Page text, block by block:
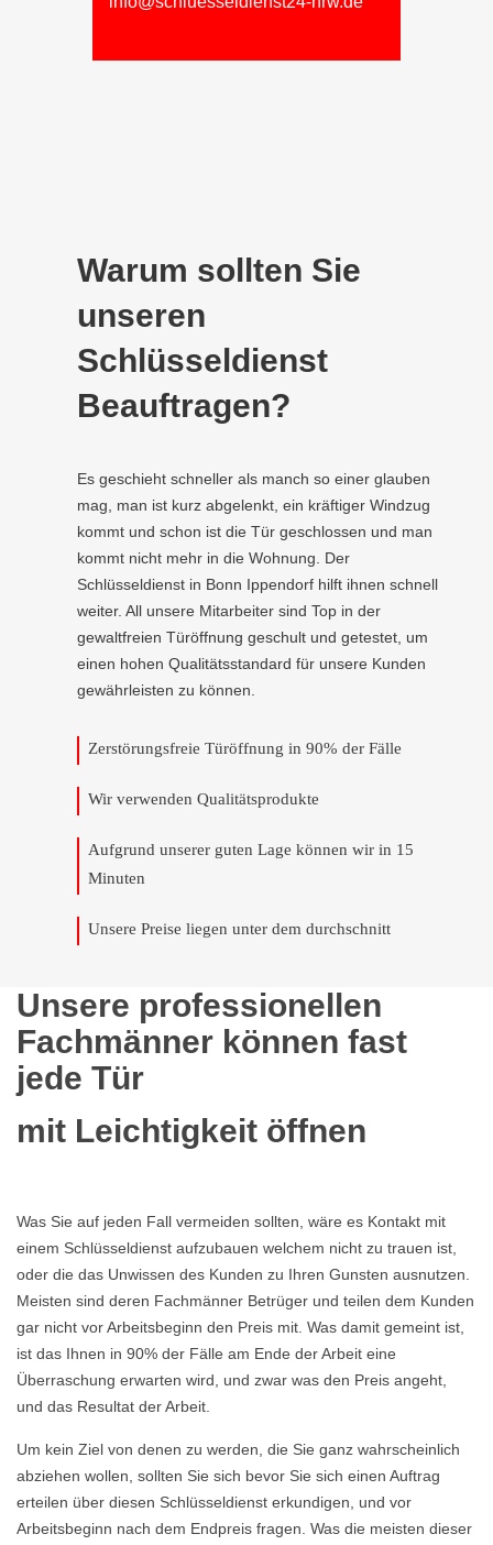
Warum sollten Sie
unseren
Schlüsseldienst
Beauftragen?
Es geschieht schneller als manch so einer glauben
mag, man ist kurz abgelenkt, ein kräftiger Windzug
kommt und schon ist die Tür geschlossen und man
kommt nicht mehr in die Wohnung. Der
Schlüsseldienst in Bonn Ippendorf hilft ihnen schnell
weiter. All unsere Mitarbeiter sind Top in der
gewaltfreien Türöffnung geschult und getestet, um
einen hohen Qualitätsstandard für unsere Kunden
gewährleisten zu können.
Zerstörungsfreie Türöffnung in 90% der Fälle
Wir verwenden Qualitätsprodukte
Aufgrund unserer guten Lage können wir in 15
Minuten
Unsere Preise liegen unter dem durchschnitt
Unsere professionellen
Fachmänner können fast
jede Tür
mit Leichtigkeit öffnen
Was Sie auf jeden Fall vermeiden sollten, wäre es Kontakt mit
einem Schlüsseldienst aufzubauen welchem nicht zu trauen ist,
oder die das Unwissen des Kunden zu Ihren Gunsten ausnutzen.
Meisten sind deren Fachmänner Betrüger und teilen dem Kunden
gar nicht vor Arbeitsbeginn den Preis mit. Was damit gemeint ist,
ist das Ihnen in 90% der Fälle am Ende der Arbeit eine
Überraschung erwarten wird, und zwar was den Preis angeht,
und das Resultat der Arbeit.
Um kein Ziel von denen zu werden, die Sie ganz wahrscheinlich
abziehen wollen, sollten Sie sich bevor Sie sich einen Auftrag
erteilen über diesen Schlüsseldienst erkundigen, und vor
Arbeitsbeginn nach dem Endpreis fragen. Was die meisten dieser